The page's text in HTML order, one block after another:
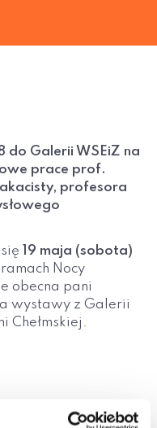
do Galerii WSEiZ na
prace prof.
profesora
19 maja (sobota)
Nocy
obecna pani
wystawy z Galerii
Chełmskiej.